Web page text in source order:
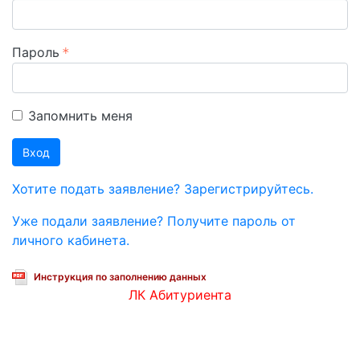
Пароль
Запомнить меня
Вход
Хотите подать заявление? Зарегистрируйтесь.
Уже подали заявление? Получите пароль от
личного кабинета.
Инструкция по заполнению данных
ЛК Абитуриента